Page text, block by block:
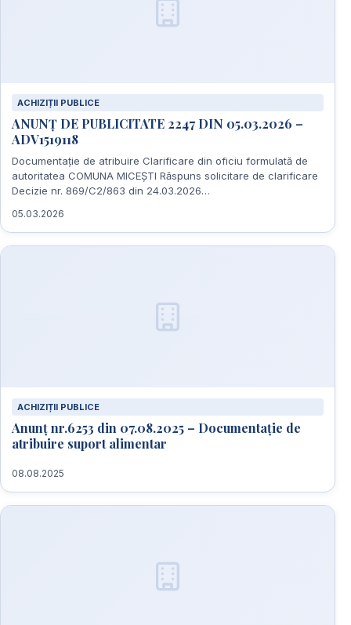
ACHIZIȚII PUBLICE
ANUNȚ DE PUBLICITATE 2247 DIN 05.03.2026 –
ADV1519118
Documentație de atribuire Clarificare din oficiu formulată de
autoritatea COMUNA MICEȘTI Răspuns solicitare de clarificare
Decizie nr. 869/C2/863 din 24.03.2026…
05.03.2026
ACHIZIȚII PUBLICE
Anunț nr.6253 din 07.08.2025 – Documentație de
atribuire suport alimentar
08.08.2025